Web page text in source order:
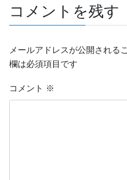
コメントを残す
メールアドレスが公開される
欄は必須項目です
コメント ※